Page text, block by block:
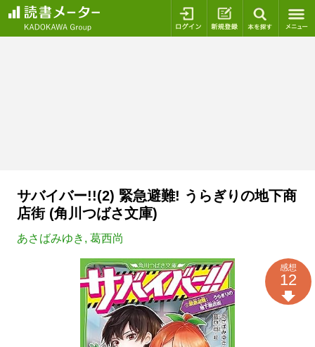
ログイン 新規登録
サバイバー!!(2) 緊急避難! うらぎりの地下商
店街 (角川つばさ文庫)
あさばみゆき , 葛西尚
感想
12